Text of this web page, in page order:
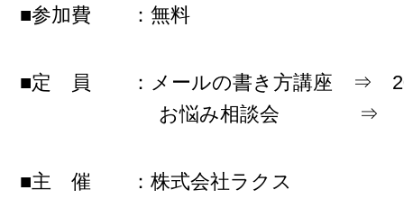
■参加費 ：無料
■定 員 ：メールの書き方講座 ⇒ 20
お悩み相談会 ⇒ 5
■主 催 ：株式会社ラクス